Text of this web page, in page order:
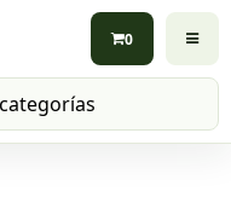
0